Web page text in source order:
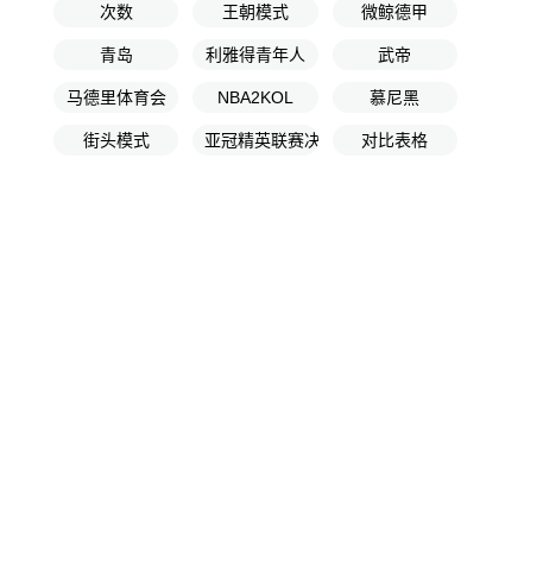
次数 王朝模式 微鲸德甲
青岛 利雅得青年人 武帝
马德里体育会 NBA2KOL 慕尼黑
街头模式 亚冠精英联赛决赛 对比表格